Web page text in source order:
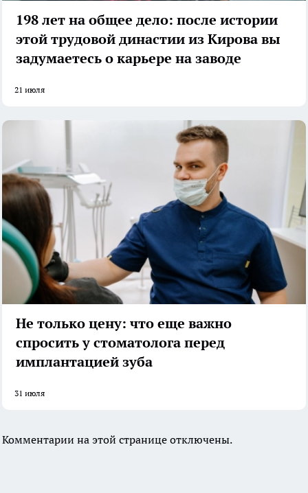
198 лет на общее дело: после истории
этой трудовой династии из Кирова вы
задумаетесь о карьере на заводе
21 июля
Не только цену: что еще важно
спросить у стоматолога перед
имплантацией зуба
31 июля
Комментарии на этой странице отключены.